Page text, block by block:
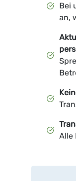
Bei
an,
Alle